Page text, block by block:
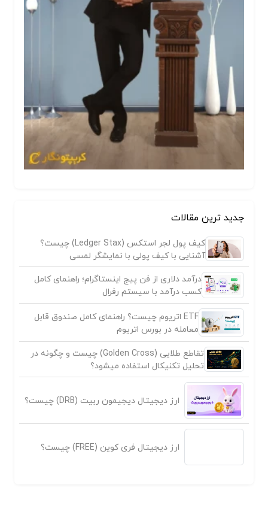
جدید ترین مقالات
کیف پول لجر استکس (Ledger Stax) چیست؟
آشنایی با کیف پولی با نمایشگر لمسی
درآمد دلاری از فن پیج اینستاگرام؛ راهنمای کامل
کسب درآمد با سیستم رفرال
ETF اتریوم چیست؟ راهنمای کامل صندوق قابل
معامله در بورس اتریوم
تقاطع طلایی (Golden Cross) چیست و چگونه در
تحلیل تکنیکال استفاده میشود؟
ارز دیجیتال دیجیمون ربیت (DRB) چیست؟
ارز دیجیتال فری کوین (FREE) چیست؟